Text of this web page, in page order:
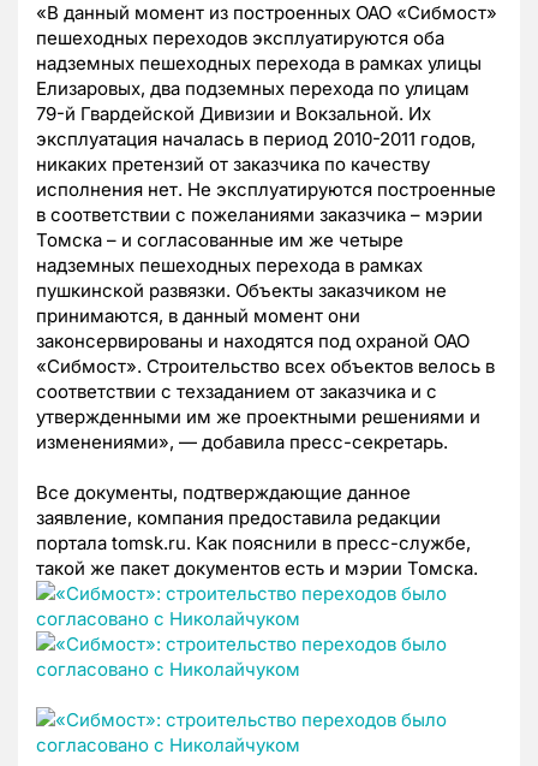
«В данный момент из построенных ОАО «Сибмост»
пешеходных переходов эксплуатируются оба
надземных пешеходных перехода в рамках улицы
Елизаровых, два подземных перехода по улицам
79-й Гвардейской Дивизии и Вокзальной. Их
эксплуатация началась в период 2010-2011 годов,
никаких претензий от заказчика по качеству
исполнения нет. Не эксплуатируются построенные
в соответствии с пожеланиями заказчика – мэрии
Томска – и согласованные им же четыре
надземных пешеходных перехода в рамках
пушкинской развязки. Объекты заказчиком не
принимаются, в данный момент они
законсервированы и находятся под охраной ОАО
«Сибмост». Строительство всех объектов велось в
соответствии с техзаданием от заказчика и с
утвержденными им же проектными решениями и
изменениями», — добавила пресс-секретарь.
Все документы, подтверждающие данное
заявление, компания предоставила редакции
портала tomsk.ru. Как пояснили в пресс-службе,
такой же пакет документов есть и мэрии Томска.